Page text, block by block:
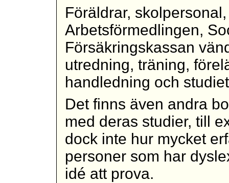
Föräldrar,
Arbetsförmedlingen,
Försäkringskassan
utredning, träning,
handledning och
Det finns även andra
med deras studier, till
dock inte hur mycket
personer som har
idé att prova.